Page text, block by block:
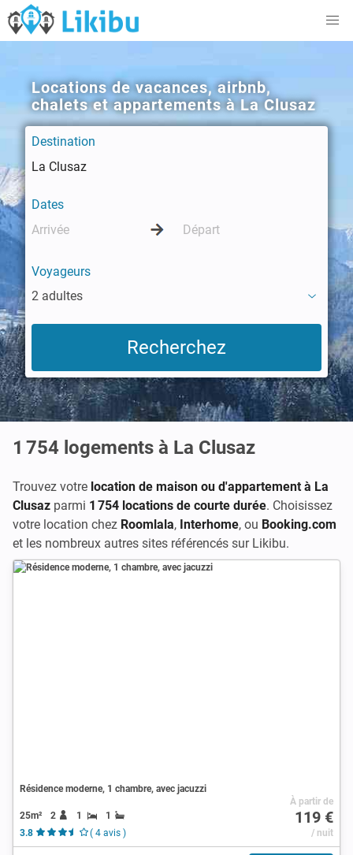
Locations de vacances, airbnb,
chalets et appartements à La Clusaz
Destination
Dates
Voyageurs
2 adultes
1 754 logements à La Clusaz
Trouvez votre location de maison ou d'appartement à La
Clusaz parmi 1 754 locations de courte durée. Choisissez
votre location chez Roomlala, Interhome, ou Booking.com
et les nombreux autres sites référencés sur Likibu.
Résidence moderne, 1 chambre, avec jacuzzi
25m² 2 1
1
3.8
( 4 avis )
À partir de
119 €
/ nuit